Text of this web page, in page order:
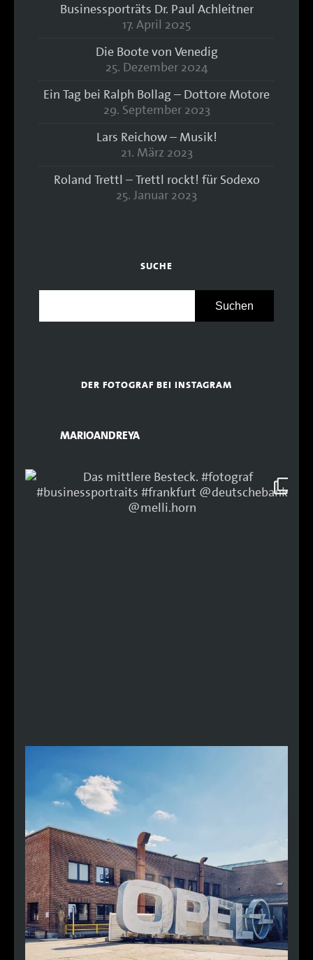
Businessporträts Dr. Paul Achleitner
17. April 2025
Die Boote von Venedig
25. Dezember 2024
Ein Tag bei Ralph Bollag – Dottore Motore
29. September 2023
Lars Reichow – Musik!
21. März 2023
Roland Trettl – Trettl rockt! für Sodexo
25. Januar 2023
SUCHE
DER FOTOGRAF BEI INSTAGRAM
MARIOANDREYA